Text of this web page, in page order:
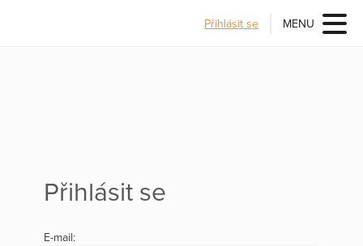
Přihlásit se MENU
Přihlásit se
E-mail: